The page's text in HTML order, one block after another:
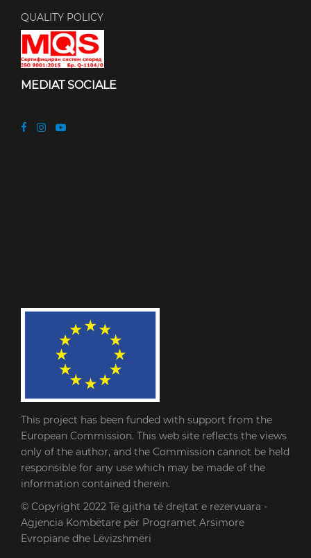
QUALITY POLICY
MEDIAT SOCIALE
This project has been funded with support from the
European Commission. This web site reflects the views
only of the author, and the Commission cannot be held
responsible for any use which may be made of the
information contained therein.
© Copyright 2022 Të gjitha të drejtat e rezervuara -
Agjencia Kombëtare për Programet Arsimore
Evropiane dhe Lëvizshmëri